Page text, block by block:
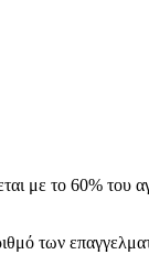
με το 60% του
των